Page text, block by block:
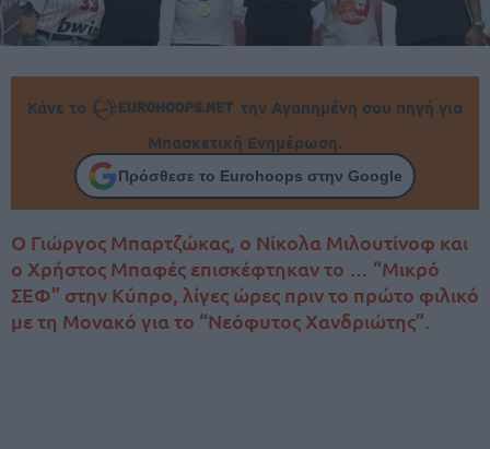
Κάνε το
την Αγαπημένη σου πηγή για
Μπασκετική Ενημέρωση.
Πρόσθεσε το Eurohoops στην Google
Ο Γιώργος Μπαρτζώκας, ο Νίκολα Μιλουτίνοφ και
ο Χρήστος Μπαφές επισκέφτηκαν το … “Μικρό
ΣΕΦ” στην Κύπρο, λίγες ώρες πριν το πρώτο φιλικό
με τη Μονακό για το “Νεόφυτος Χανδριώτης”.